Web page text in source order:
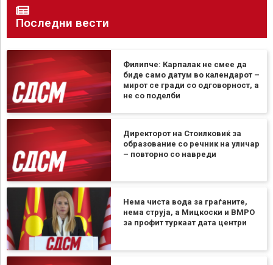
Последни вести
Филипче: Карпалак не смее да
биде само датум во календарот –
мирот се гради со одговорност, а
не со поделби
Директорот на Стоилковиќ за
образование со речник на уличар
– повторно со навреди
Нема чиста вода за граѓаните,
нема струја, а Мицкоски и ВМРО
за профит туркаат дата центри